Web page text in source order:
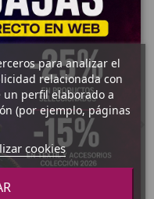
COMPLETOS
GRUPO
SRAM NX
EAGLE
286,85 €
455,00 €
para analizar el
relacionada con
perfil elaborado a
(por ejemplo, páginas
cookies